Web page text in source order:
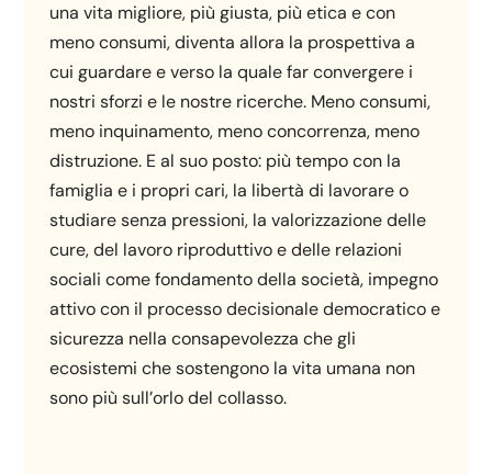
una vita migliore, più giusta, più etica e con
meno consumi, diventa allora la prospettiva a
cui guardare e verso la quale far convergere i
nostri sforzi e le nostre ricerche. Meno consumi,
meno inquinamento, meno concorrenza, meno
distruzione. E al suo posto: più tempo con la
famiglia e i propri cari, la libertà di lavorare o
studiare senza pressioni, la valorizzazione delle
cure, del lavoro riproduttivo e delle relazioni
sociali come fondamento della società, impegno
attivo con il processo decisionale democratico e
sicurezza nella consapevolezza che gli
ecosistemi che sostengono la vita umana non
sono più sull’orlo del collasso.